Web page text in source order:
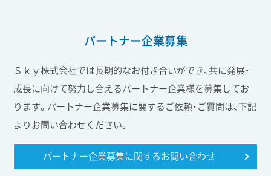
パートナー企業募集
Ｓｋｙ株式会社では長期的なお付き合いができ、共に発展・
成長に向けて努力し合えるパートナー企業様を募集してお
ります。パートナー企業募集に関するご依頼・ご質問は、下記
よりお問い合わせください。
パートナー企業募集に関するお問い合わせ